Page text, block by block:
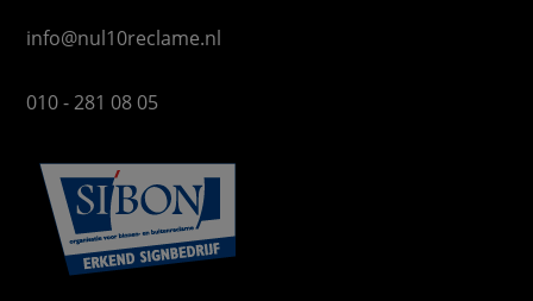
info@nul10reclame.nl
010 - 281 08 05